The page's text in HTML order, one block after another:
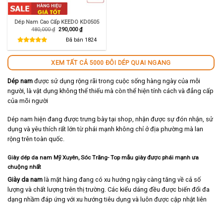
Dép Nam Cao Cấp KEEDO KD0505
480,000₫ Giá
480,000 ₫.
290,000₫Giá
hiện
tại
là:
Đã bán 1824
XEM TẤT CẢ 5000 ĐÔI DÉP QUAI NGANG
Dép nam được sử dụng rộng rãi trong cuộc sống hàng ngày của mỗi
người, là vật dụng không thể thiếu mà còn thể hiện tính cách và đẳng cấp
của mõi người
Dép nam hiện đang được trưng bày tại shop, nhận được sự đón nhận, sử
dụng và yêu thích rất lớn từ phái mạnh không chỉ ở địa phường mà lan
rộng trên toàn quốc.
Giày dép da nam Mỹ Xuyên, Sóc Trăng- Top mẫu giày được phái mạnh ưa
chuộng nhất
Giày da nam là mặt hàng đang có xu hướng ngày càng tăng về cả số
lượng và chất lượng trên thị trường. Các kiểu dáng đều được biến đổi đa
dạng nhầm đáp ứng với xu hướng tiêu dụng và luôn được cập nhật liên